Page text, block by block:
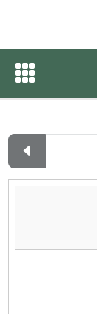
ปฏิทินกิจ
ปฏิทินกิจก